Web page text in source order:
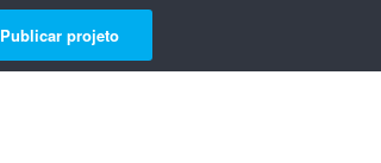
Publicar projeto